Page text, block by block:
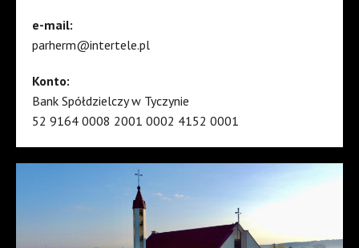
e-mail:
parherm@intertele.pl
Konto:
Bank Spółdzielczy w Tyczynie
52 9164 0008 2001 0002 4152 0001